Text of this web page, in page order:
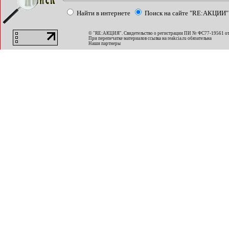
Найти в интернете Поиск на сайте "RE:АКЦИИ"
© "RE:АКЦИЯ". Свидетельство о регистрации ПИ № ФС77-19561
При перепечатке материалов ссылка на reakcia.ru обязательна
Наши партнеры